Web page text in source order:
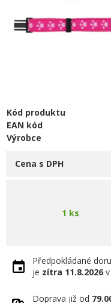
Kód produktu
EAN kód
Výrobce
Cena s DPH
1 ks
Předpokládané
je zítra 11.8.2026 v
Doprava již od